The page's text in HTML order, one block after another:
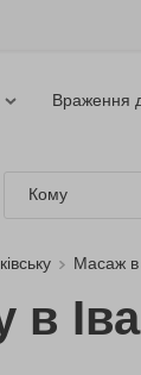
Враження
Кому
Масаж в
в